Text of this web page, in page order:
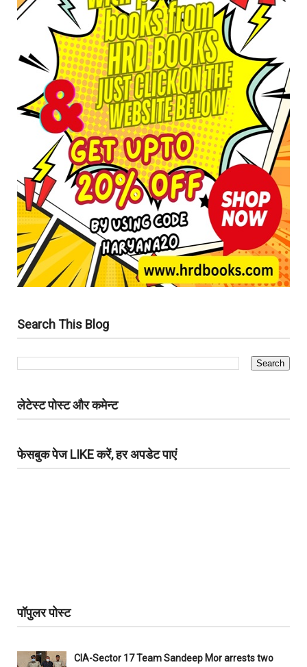
Search This Blog
लेटेस्ट पोस्ट और कमेन्ट
फेसबुक पेज LIKE करें, हर अपडेट पाएं
पॉपुलर पोस्ट
CIA-Sector 17 Team Sandeep Mor arrests two